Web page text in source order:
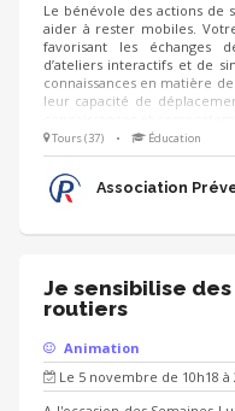
Le bénévole des actions de
aider à rester mobiles.
favorisant les échanges
d’ateliers interactifs et de
connaissances en matière
leur capacité de
Tours (37) • Éducation
Association
Je sensibilise
routiers
Animation
Le 5 novembre de 10h18 à